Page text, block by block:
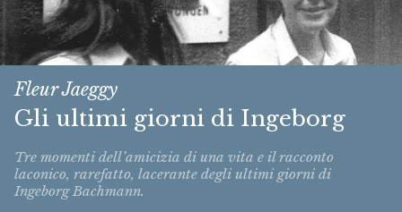
Fleur Jaeggy
Gli ultimi giorni di Ingeborg
Tre momenti dell’amicizia di una vita e il racconto
laconico, rarefatto, lacerante degli ultimi giorni di
Ingeborg Bachmann.